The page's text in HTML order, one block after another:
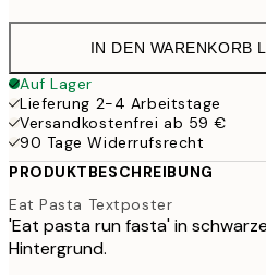
IN DEN WARENKORB
Auf Lager
Lieferung 2-4 Arbeitstage
Versandkostenfrei ab 59 €
90 Tage Widerrufsrecht
PRODUKTBESCHREIBUNG
Eat Pasta Textposter
'Eat pasta run fasta' in
Hintergrund.